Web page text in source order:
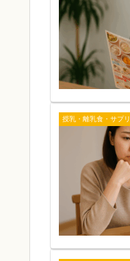
授乳・離乳食・サプリ